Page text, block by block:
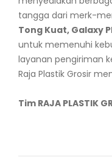
tangga dari merk-
Tong Kuat, Galaxy
untuk memenuhi
layanan pengiriman
Raja Plastik Grosir
Tim RAJA PLASTIK